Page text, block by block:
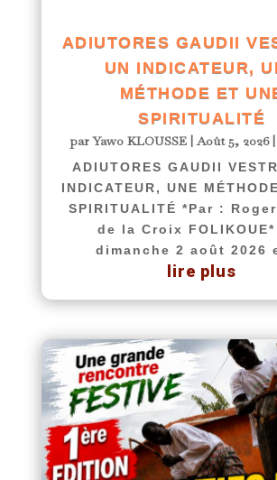
ADIUTORES GAUDII
UN INDICATEUR,
MÉTHODE ET
SPIRITUALITÉ
parYawo KLOUSSE| Août 5, 2026|
ADIUTORES GAUDII
INDICATEUR, UNE
SPIRITUALITÉ *Par :
de la Croix FOLIKOUE*
dimanche 2 août 2026
lire plus